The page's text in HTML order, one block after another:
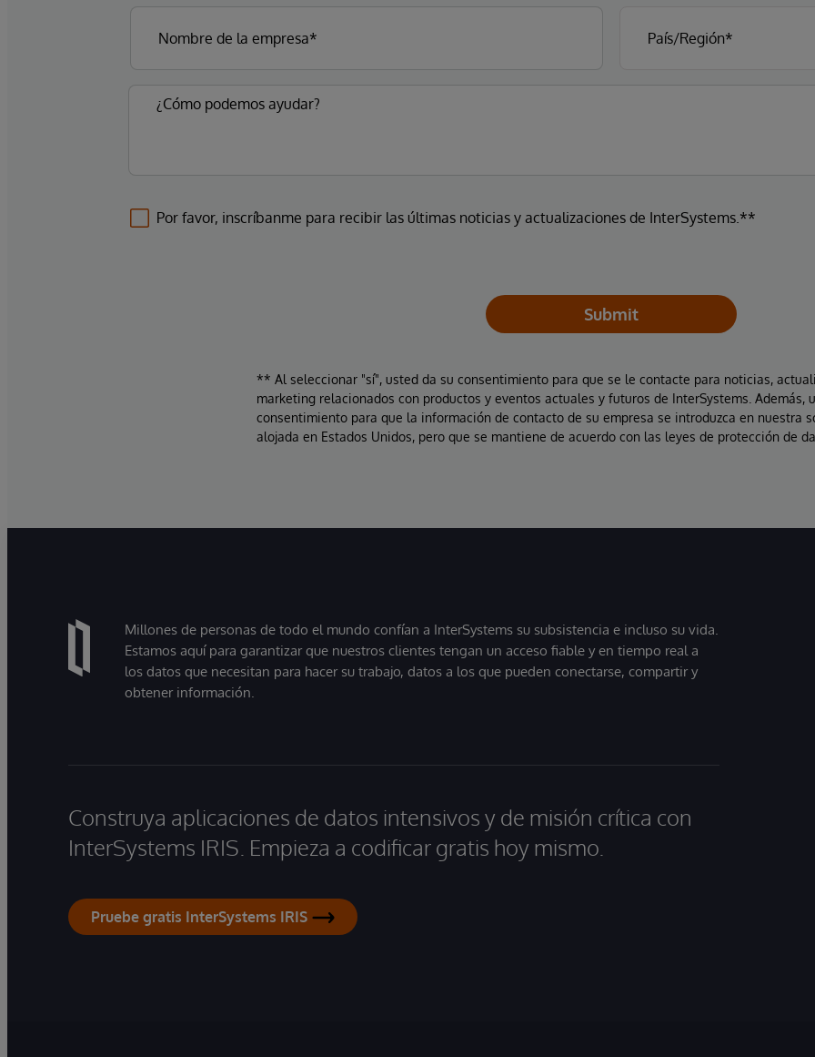
Por favor, inscríbanme para recibir las últimas noticias y actualizaciones de InterSystems.**
Submit
** Al seleccionar "sí", usted da su consentimiento para que se le contacte para noticias,
marketing relacionados con productos y eventos actuales y futuros de InterSystems. Además,
consentimiento para que la información de contacto de su empresa se introduzca en nuestra
alojada en Estados Unidos, pero que se mantiene de acuerdo con las leyes de protección de
Millones de personas de todo el mundo confían a InterSystems su subsistencia e incluso su vida.
Estamos aquí para garantizar que nuestros clientes tengan un acceso fiable y en tiempo real a
los datos que necesitan para hacer su trabajo, datos a los que pueden conectarse, compartir y
obtener información.
Construya aplicaciones de datos intensivos y de misión crítica con
InterSystems IRIS. Empieza a codificar gratis hoy mismo.
Pruebe gratis InterSystems IRIS